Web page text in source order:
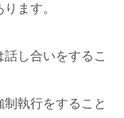
ます。
し合いをするこ
執行をすること